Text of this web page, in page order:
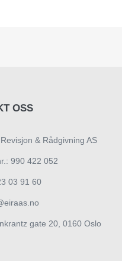
OSS
& Rådgivning AS
990 422 052
03 91 60
gate 20, 0160 Oslo